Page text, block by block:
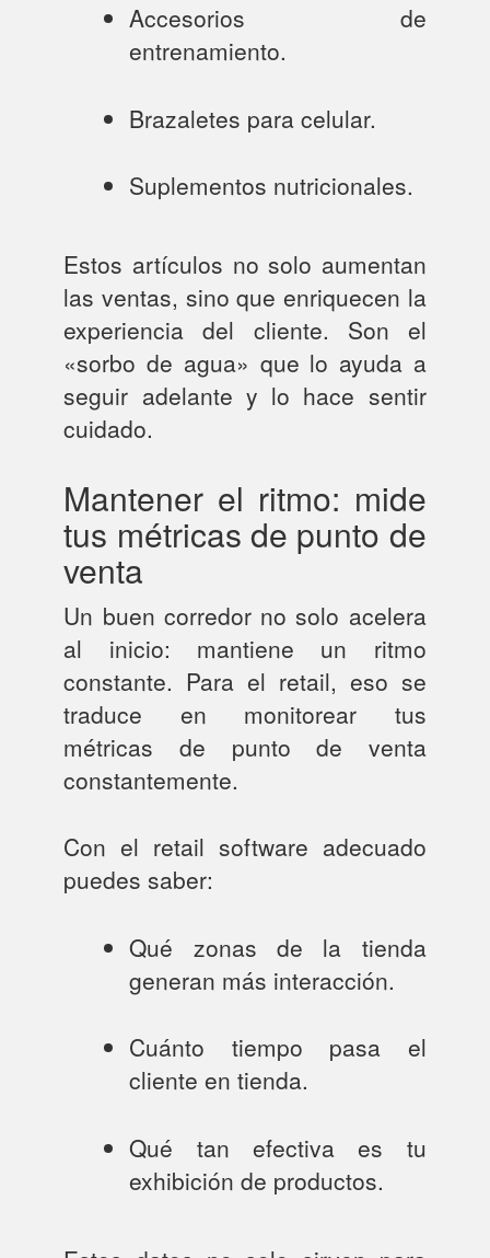
Accesorios de
entrenamiento.
Brazaletes para celular.
Suplementos nutricionales.
Estos artículos no solo aumentan
las ventas, sino que enriquecen la
experiencia del cliente. Son el
«sorbo de agua» que lo ayuda a
seguir adelante y lo hace sentir
cuidado.
Mantener el ritmo: mide
tus métricas de punto de
venta
Un buen corredor no solo acelera
al inicio: mantiene un ritmo
constante. Para el retail, eso se
traduce en monitorear tus
métricas de punto de venta
constantemente.
Con el retail software adecuado
puedes saber:
Qué zonas de la tienda
generan más interacción.
Cuánto tiempo pasa el
cliente en tienda.
Qué tan efectiva es tu
exhibición de productos.